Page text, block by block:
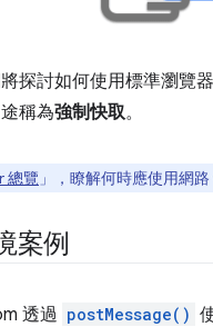
探討如何使用標準瀏覽
稱為強制快取。
總覽 」，瞭解何時應使用網
案例
透過 postMessage()